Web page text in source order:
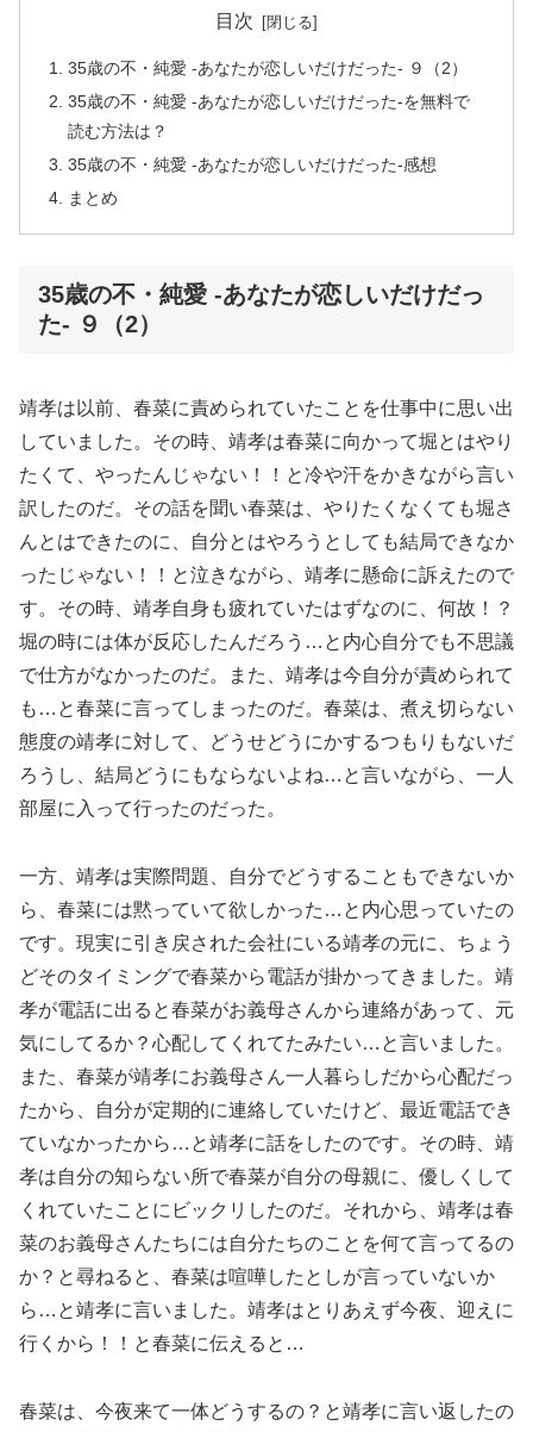
目次
35歳の不・純愛 -あなたが恋しいだけだった- ９（2）
35歳の不・純愛 -あなたが恋しいだけだった-を無料で
読む方法は？
35歳の不・純愛 -あなたが恋しいだけだった-感想
まとめ
35歳の不・純愛 -あなたが恋しいだけだっ
た- ９（2）
靖孝は以前、春菜に責められていたことを仕事中に思い出
していました。その時、靖孝は春菜に向かって堀とはやり
たくて、やったんじゃない！！と冷や汗をかきながら言い
訳したのだ。その話を聞い春菜は、やりたくなくても堀さ
んとはできたのに、自分とはやろうとしても結局できなか
ったじゃない！！と泣きながら、靖孝に懸命に訴えたので
す。その時、靖孝自身も疲れていたはずなのに、何故！？
堀の時には体が反応したんだろう…と内心自分でも不思議
で仕方がなかったのだ。また、靖孝は今自分が責められて
も…と春菜に言ってしまったのだ。春菜は、煮え切らない
態度の靖孝に対して、どうせどうにかするつもりもないだ
ろうし、結局どうにもならないよね…と言いながら、一人
部屋に入って行ったのだった。
一方、靖孝は実際問題、自分でどうすることもできないか
ら、春菜には黙っていて欲しかった…と内心思っていたの
です。現実に引き戻された会社にいる靖孝の元に、ちょう
どそのタイミングで春菜から電話が掛かってきました。靖
孝が電話に出ると春菜がお義母さんから連絡があって、元
気にしてるか？心配してくれてたみたい…と言いました。
また、春菜が靖孝にお義母さん一人暮らしだから心配だっ
たから、自分が定期的に連絡していたけど、最近電話でき
ていなかったから…と靖孝に話をしたのです。その時、靖
孝は自分の知らない所で春菜が自分の母親に、優しくして
くれていたことにビックリしたのだ。それから、靖孝は春
菜のお義母さんたちには自分たちのことを何て言ってるの
か？と尋ねると、春菜は喧嘩したとしが言っていないか
ら…と靖孝に言いました。靖孝はとりあえず今夜、迎えに
行くから！！と春菜に伝えると…
春菜は、今夜来て一体どうするの？と靖孝に言い返したの